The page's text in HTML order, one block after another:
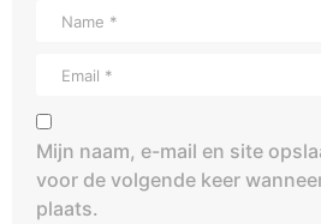
Mijn naam, e-mail en site
voor de volgende keer
plaats.